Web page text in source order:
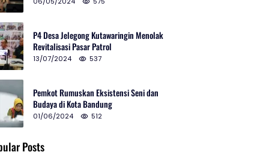
P4 Desa Jelegong Kutawaringin Menolak
Revitalisasi Pasar Patrol
13/07/2024 537
Pemkot Rumuskan Eksistensi Seni dan
Budaya di Kota Bandung
01/06/2024 512
Posts